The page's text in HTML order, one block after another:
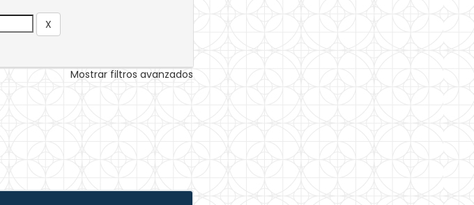
Mostrar filtros avanzados